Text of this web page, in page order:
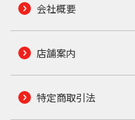
会社概要
店舗案内
特定商取引法